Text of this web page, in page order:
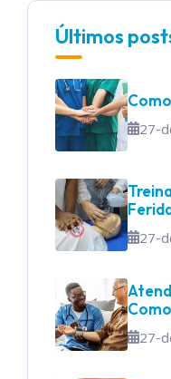
Últimos
27-
27-
27-